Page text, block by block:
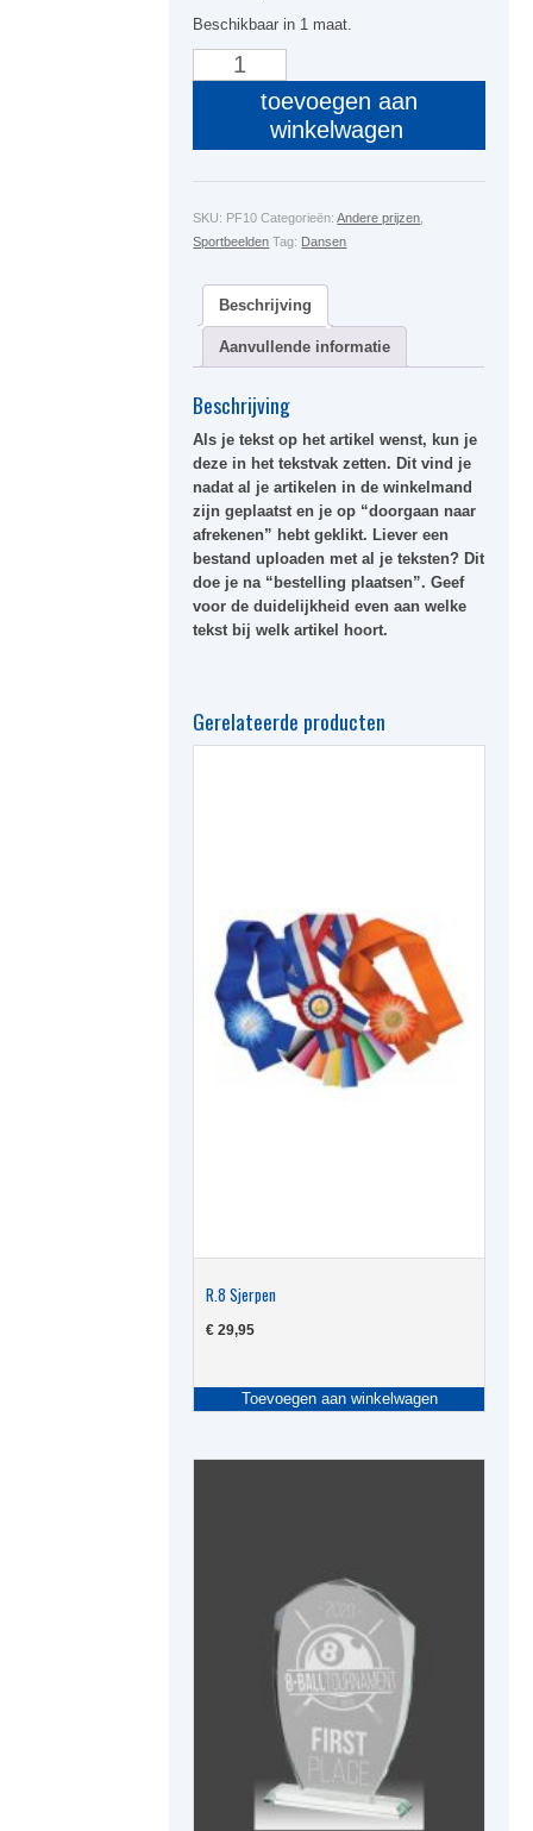
Beschikbaar in 1 maat.
Dansen
toevoegen aan
winkelwagen
SKU: PF10 Categorieën:Andere prijzen
Sportbeelden Tag: Dansen
Beschrijving
Aanvullende informatie
Beschrijving
Als je tekst op het artikel wenst, kun je
deze in het tekstvak zetten. Dit vind je
nadat al je artikelen in de winkelmand
zijn geplaatst en je op “doorgaan naar
afrekenen” hebt geklikt. Liever een
bestand uploaden met al je teksten? Dit
doe je na “bestelling plaatsen”. Geef
voor de duidelijkheid even aan welke
tekst bij welk artikel hoort.
Gerelateerde producten
R.8 Sjerpen
€ 29,95
Toevoegen aan winkelwagen